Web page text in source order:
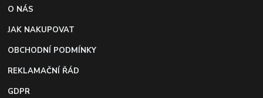
O NÁS
JAK NAKUPOVAT
OBCHODNÍ PODMÍNKY
REKLAMAČNÍ ŘÁD
GDPR